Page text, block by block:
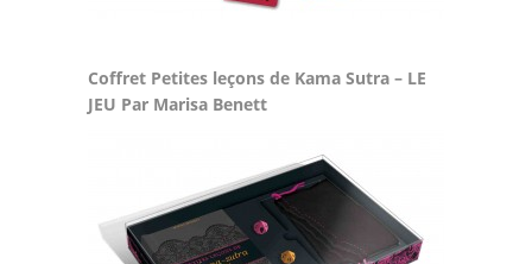
Coffret Petites leçons de Kama Sutra – LE
JEU Par Marisa Benett